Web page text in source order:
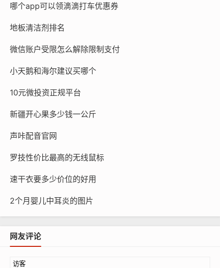
哪个app可以领滴滴打车优惠券
地板清洁剂排名
微信账户受限怎么解除限制支付
小天鹅和海尔建议买哪个
10元微投资正规平台
新疆开心果多少钱一公斤
声咔配音官网
罗技性价比最高的无线鼠标
速干衣要多少价位的好用
2个月婴儿中耳炎的图片
网友评论